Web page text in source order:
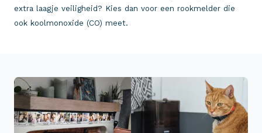
extra laagje veiligheid? Kies dan voor een rookmelder die
ook koolmonoxide (CO) meet.